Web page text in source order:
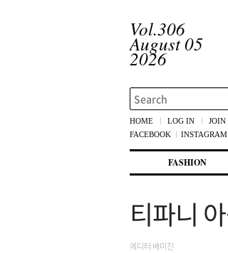
Vol.306
August 05
2026
Search
HOME LOG IN
JOIN
FACEBOOK
INSTAGRAM
첫번째 컨텐츠로 뛰어넘기
두번째 컨텐츠로 뛰어넘기
FASHION
티파니
에디터 배미진